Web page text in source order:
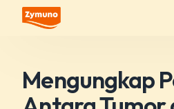
Mengungkap